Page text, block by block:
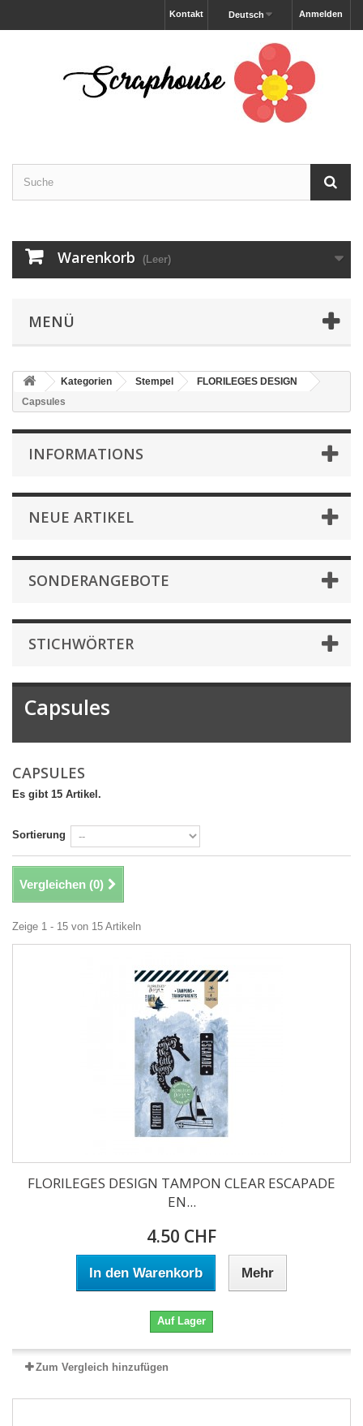
Anmelden
Deutsch
Kontakt
Warenkorb (Leer)
MENÜ
Kategorien Stempel
FLORILEGES DESIGN
Capsules
INFORMATIONS
NEUE ARTIKEL
SONDERANGEBOTE
STICHWÖRTER
Capsules
CAPSULES
Es gibt 15 Artikel.
Sortierung
Vergleichen (0)
Zeige 1 - 15 von 15 Artikeln
FLORILEGES DESIGN TAMPON CLEAR ESCAPADE
EN...
4.50 CHF
In den Warenkorb Mehr
Auf Lager
Zum Vergleich hinzufügen